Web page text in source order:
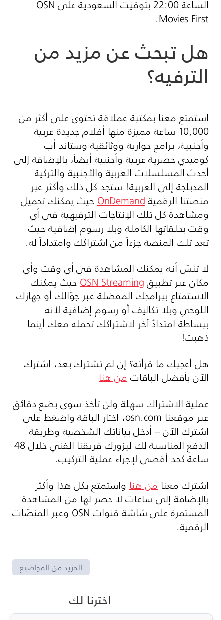
الساعة 22:00 بتوقيت السعودية على OSN
Movies First
.
هل تبحث عن مزيد من
الترفيه؟
استمتع معنا بمكتبة عملاقة تحتوي على أكثر من
10,000 ساعة مميزة منها أفلام جديدة عربية
وأجنبية، برامج حوارية ووثائقية وستاند أب
كوميدي حصرية عربية وأجنبية أيضاً، بالإضافة إلى
أحدث المسلسلات العربية والأجنبية والتركية
المدبلجة إلى العربية! ستجد كل ذلك وأكثر عبر
منصتنا الرقميةOnDemandحيث يمكنك تحميل
ومشاهدة كل تلك الإنتاجات الترفيهية في أي
وقت بحلقاتها الكاملة وبلا رسوم إضافية حيث
تعد تلك المنصة جزءاً من اشتراكك وامتداداً له.
لا تنسَ أنه يمكنك المشاهدة في أي وقت وأي
مكان عبر تطبيقOSN Streamingحيث يمكنك
الاستمتاع ببرامجك المفضلة عبر جوّالك أو جهازك
اللوحي وبلا تكاليف أو رسوم إضافية لأنه
ببساطة امتدادٌ آخر لاشتراكك تحمله معك أينما
ذهبت!
هل أعجبك ما قرأته؟ إن لم تشترك بعد، اشترك
الآن بأفضل الباقاتمن هنا
عملية الاشتراك سهلة ولن تأخذ سوى بضع دقائق
عبر موقعنا osn.com، اختار الباقة واضغط على
اشترك الآن – أدخل بياناتك الشخصية وطريقة
الدفع المناسبة لك ليزورك فريقنا الفني خلال 48
ساعة كحد أقصى لإجراء عملية التركيب.
اشترك معنا من هناواستمتع بكل هذا وأكثر
بالإضافة إلى ساعات لا حصر لها من المشاهدة
المستمرة على شاشة قنواتOSN وعبر المنصّات
الرقمية.
المزيد من المواضيع
اخترنا لك